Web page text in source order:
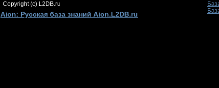
Copyright (c) L2DB.ru
Aion: Русская база знаний Aion.L2DB.ru